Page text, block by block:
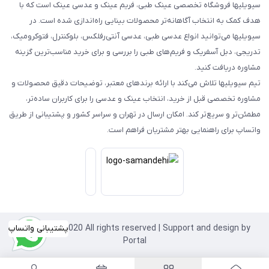
سیویلیها فروشگاه تخصصی عینک طبی، فریم عینک و عدسی عینک است که با
هدف کمک به انتخاب آگاهانه‌تر محصولات بینایی راه‌اندازی شده است. در
سیویلیها می‌توانید انواع عدسی طبی، عدسی آنتی‌رفلکس، بلوکنترل، فتوکرومیک،
تدریجی، دبل آسفریک و فریم‌های طبی را بررسی و برای خرید مناسب‌ترین گزینه
مشاوره دریافت کنید.
تیم سیویلیها تلاش می‌کند با ارائه برندهای معتبر، توضیحات دقیق محصولات و
مشاوره تخصصی قبل از خرید، انتخاب عینک و عدسی را برای کاربران ساده‌تر،
مطمئن‌تر و سریع‌تر کند. امکان ارسال در تهران و سراسر کشور و پشتیبانی از طریق
واتساپ برای راهنمایی بهتر مشتریان فراهم است.
پشتیبانی واتساپ
Copyright©2020 All rights reserved | Support and design by
Portal